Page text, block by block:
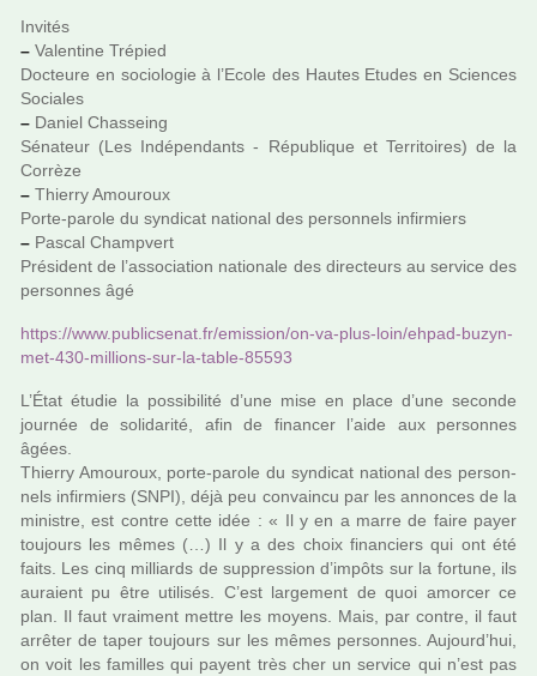
Invités
– Valentine Trépied
Docteure en socio­lo­gie à l’Ecole des Hautes Etudes en Sciences
Sociales
– Daniel Chasseing
Sénateur (Les Indépendants - République et Territoires) de la
Corrèze
– Thierry Amouroux
Porte-parole du syn­di­cat natio­nal des per­son­nels infir­miers
– Pascal Champvert
Président de l’asso­cia­tion natio­nale des direc­teurs au ser­vice des
per­son­nes âgé
https://www.public­se­nat.fr/emis­sion/on-va-plus-loin/ehpad-buzyn-
met-430-mil­lions-sur-la-table-85593
L’État étudie la pos­si­bi­lité d’une mise en place d’une seconde
jour­née de soli­da­rité, afin de finan­cer l’aide aux per­son­nes
âgées.
Thierry Amouroux, porte-parole du syn­di­cat natio­nal des per­son­
nels infir­miers (SNPI), déjà peu convaincu par les annon­ces de la
minis­tre, est contre cette idée : « Il y en a marre de faire payer
tou­jours les mêmes (…) Il y a des choix finan­ciers qui ont été
faits. Les cinq mil­liards de sup­pres­sion d’impôts sur la for­tune, ils
auraient pu être uti­li­sés. C’est lar­ge­ment de quoi amor­cer ce
plan. Il faut vrai­ment mettre les moyens. Mais, par contre, il faut
arrê­ter de taper tou­jours sur les mêmes per­son­nes. Aujourd’hui,
on voit les famil­les qui payent très cher un ser­vice qui n’est pas